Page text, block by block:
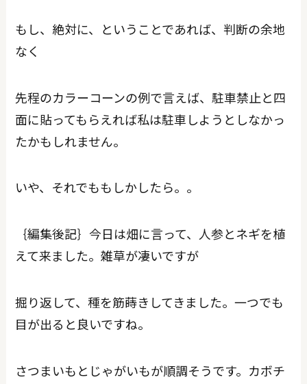
もし、絶対に、ということであれば、判断の余地
なく
先程のカラーコーンの例で言えば、駐車禁止と四
面に貼ってもらえれば私は駐車しようとしなかっ
たかもしれません。
いや、それでももしかしたら。。
｛編集後記｝今日は畑に言って、人参とネギを植
えて来ました。雑草が凄いですが
掘り返して、種を筋蒔きしてきました。一つでも
目が出ると良いですね。
さつまいもとじゃがいもが順調そうです。カボチ